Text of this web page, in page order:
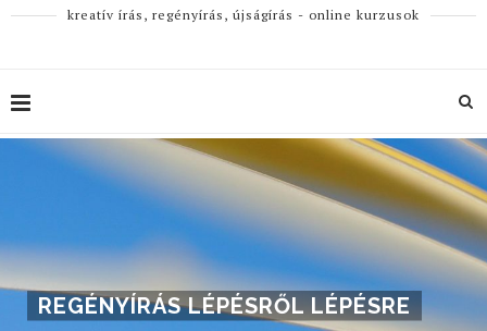
kreatív írás, regényírás, újságírás - online kurzusok
REGÉNYÍRÁS LÉPÉSRŐL LÉPÉSRE